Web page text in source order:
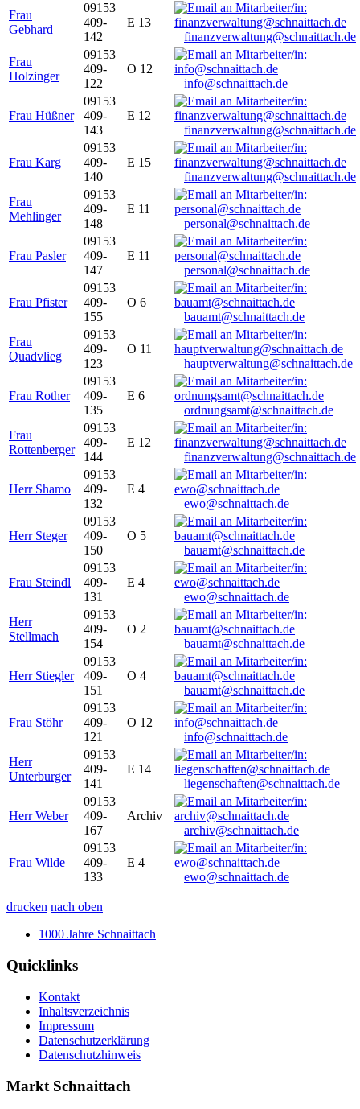
Frau
Gebhard
09153
409-
142
E 13
finanzverwaltung@schnaittach.de
Frau
Holzinger
09153
409-
122
O 12
info@schnaittach.de
Frau Hüßner
09153
409-
143
E 12
finanzverwaltung@schnaittach.de
Frau Karg
09153
409-
140
E 15
finanzverwaltung@schnaittach.de
Frau
Mehlinger
09153
409-
148
E 11
personal@schnaittach.de
Frau Pasler
09153
409-
147
E 11
personal@schnaittach.de
Frau Pfister
09153
409-
155
O 6
bauamt@schnaittach.de
Frau
Quadvlieg
09153
409-
123
O 11
hauptverwaltung@schnaittach.de
Frau Rother
09153
409-
135
E 6
ordnungsamt@schnaittach.de
Frau
Rottenberger
09153
409-
144
E 12
finanzverwaltung@schnaittach.de
Herr Shamo
09153
409-
132
E 4
ewo@schnaittach.de
Herr Steger
09153
409-
150
O 5
bauamt@schnaittach.de
Frau Steindl
09153
409-
131
E 4
ewo@schnaittach.de
Herr
Stellmach
09153
409-
154
O 2
bauamt@schnaittach.de
Herr Stiegler
09153
409-
151
O 4
bauamt@schnaittach.de
Frau Stöhr
09153
409-
121
O 12
info@schnaittach.de
Herr
Unterburger
09153
409-
141
E 14
liegenschaften@schnaittach.de
Herr Weber
09153
409-
167
Archiv
archiv@schnaittach.de
Frau Wilde
09153
409-
133
E 4
ewo@schnaittach.de
drucken nach oben
1000 Jahre Schnaittach
Quicklinks
Kontakt
Inhaltsverzeichnis
Impressum
Datenschutzerklärung
Datenschutzhinweis
Markt Schnaittach